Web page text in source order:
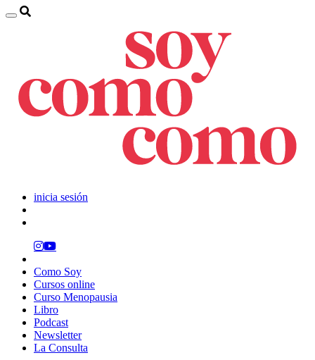
inicia sesión
Como Soy
Cursos online
Curso Menopausia
Libro
Podcast
Newsletter
La Consulta